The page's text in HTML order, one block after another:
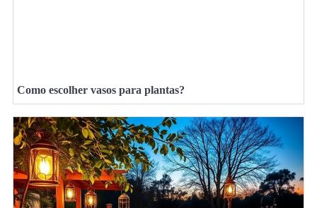
Como escolher vasos para plantas?